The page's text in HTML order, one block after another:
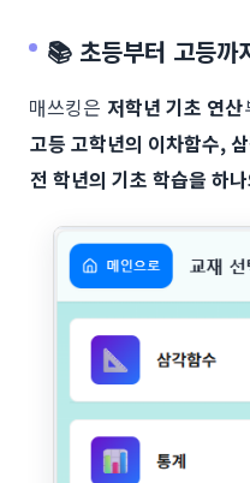
📚 초등부터 고등
매쓰킹은 저학년 기초 연산
고등 고학년의 이차함수,
전 학년의 기초 학습을 하